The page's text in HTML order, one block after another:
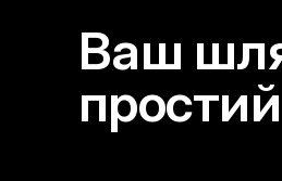
Ваш